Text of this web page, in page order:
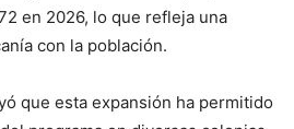
en 2026, lo que refleja una
con la población.
que esta expansión ha permitido